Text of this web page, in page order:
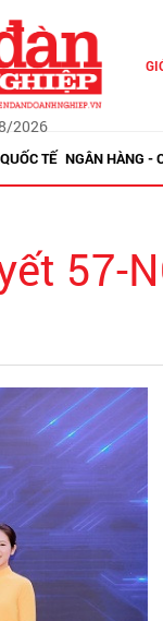
2026
QUỐC TẾ NGÂN HÀNG -
57-